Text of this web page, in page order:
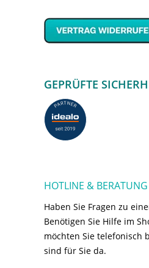
GEPRÜFTE
HOTLINE & BERATUNG
Haben Sie Fragen zu
Benötigen Sie Hilfe im
möchten Sie telefonisch
sind für Sie da.